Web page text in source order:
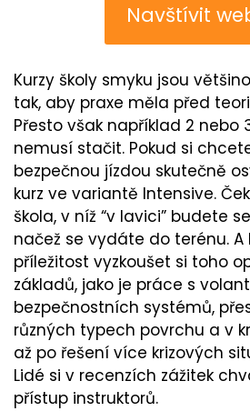
Navštívit
Kurzy školy smyku jsou
tak, aby praxe měla před
Přesto však například 2 nebo
nemusí stačit. Pokud si
bezpečnou jízdou skutečně
kurz ve variantě Intensive.
škola, v níž “v lavici” budete
načež se vydáte do terénu.
příležitost vyzkoušet si toho
základů, jako je práce s
bezpečnostních systémů,
různých typech povrchu a v
až po řešení více krizových
Lidé si v recenzích zážitek
přístup instruktorů.